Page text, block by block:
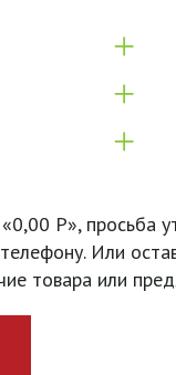
+
+
+
Р», просьба
Или
товара или